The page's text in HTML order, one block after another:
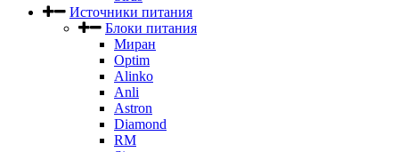
Источники питания
Блоки питания
Миран
Optim
Alinko
Anli
Astron
Diamond
RM